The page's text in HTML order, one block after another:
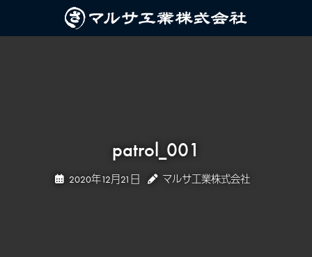
patrol_001
2020年12月21日 マルサ工業株式会社